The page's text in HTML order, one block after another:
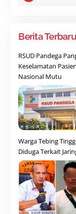
Berita Terbaru
RSUD Pandega
Keselamatan
Nasional Mutu
Warga Tebing
Diduga Terkait